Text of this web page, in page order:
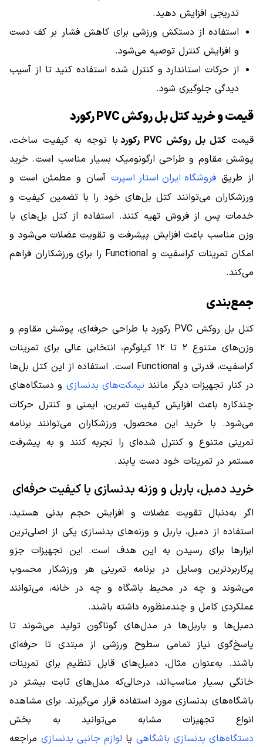
تدریجی افزایش دهید.
استفاده از دستکش ورزشی برای کاهش فشار بر کف دست
و افزایش کنترل توصیه می‌شود.
از حرکات استاندارد و کنترل شده استفاده کنید تا از آسیب
دیدگی جلوگیری شود.
قیمت و خرید کتل بل روکش PVC رکورد
قیمت کتل بل روکش PVC رکورد
با توجه به کیفیت ساخت،
پوشش مقاوم و طراحی ارگونومیک بسیار مناسب است. خرید
از طریق فروشگاه ایران استار اسپرتآسان و مطمئن است و
ورزشکاران می‌توانند کتل بل‌های خود را با تضمین کیفیت و
خدمات پس از فروش تهیه کنند. استفاده از کتل بل‌های با
وزن مناسب باعث افزایش پیشرفت و تقویت عضلات می‌شود و
امکان تمرینات کراسفیت و Functional را برای ورزشکاران فراهم
می‌کند.
جمع‌بندی
کتل بل روکش PVC رکورد با طراحی حرفه‌ای، پوشش مقاوم و
وزن‌های متنوع ۲ تا ۱۲ کیلوگرم، انتخابی عالی برای تمرینات
کراسفیت، قدرتی و Functional است. استفاده از این کتل بل‌ها
در کنار تجهیزات دیگر مانند نیمکت‌های بدنسازی و دستگاه‌های
چندکاره باعث افزایش کیفیت تمرین، ایمنی و کنترل حرکات
می‌شود. با خرید این محصول، ورزشکاران می‌توانند برنامه
تمرینی متنوع و کنترل شده‌ای را تجربه کنند و به پیشرفت
مستمر در تمرینات خود دست یابند.
خرید دمبل، باربل و وزنه بدنسازی با کیفیت حرفه‌ای
اگر به‌دنبال تقویت عضلات و افزایش حجم بدنی هستید،
استفاده از دمبل، باربل و وزنه‌های بدنسازی یکی از اصلی‌ترین
ابزارها برای رسیدن به این هدف است. این تجهیزات جزو
پرکاربردترین وسایل در برنامه تمرینی هر ورزشکار محسوب
می‌شوند و چه در محیط باشگاه و چه در خانه، می‌توانند
عملکردی کامل و چندمنظوره داشته باشند.
دمبل‌ها و باربل‌ها در مدل‌های گوناگون تولید می‌شوند تا
پاسخ‌گوی نیاز تمامی سطوح ورزشی از مبتدی تا حرفه‌ای
باشند. به‌عنوان مثال، دمبل‌های قابل تنظیم برای تمرینات
خانگی بسیار مناسب‌اند، درحالی‌که مدل‌های ثابت بیشتر در
باشگاه‌های بدنسازی مورد استفاده قرار می‌گیرند. برای مشاهده
انواع تجهیزات مشابه می‌توانید به بخش
دستگاه‌های بدنسازی باشگاهییا لوازم جانبی بدنسازی مراجعه